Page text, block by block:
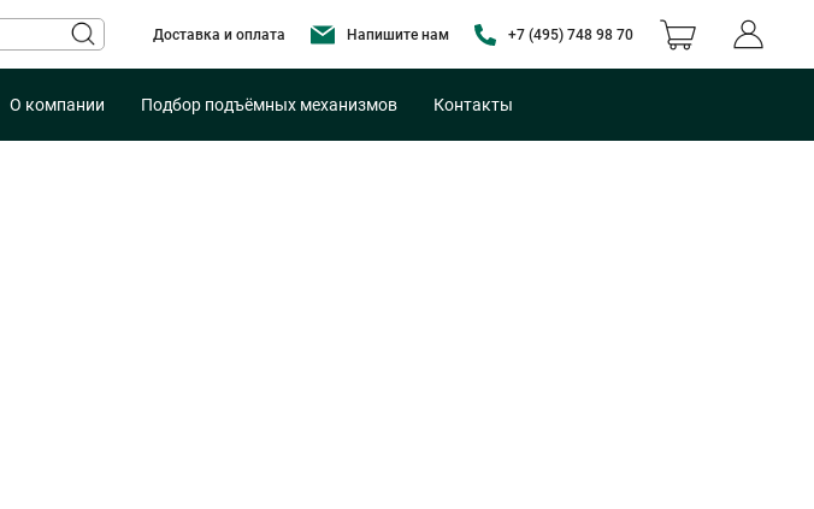
Доставка и оплата Напишите нам +7 (495) 748 98 70
О компании Подбор подъёмных механизмов Контакты